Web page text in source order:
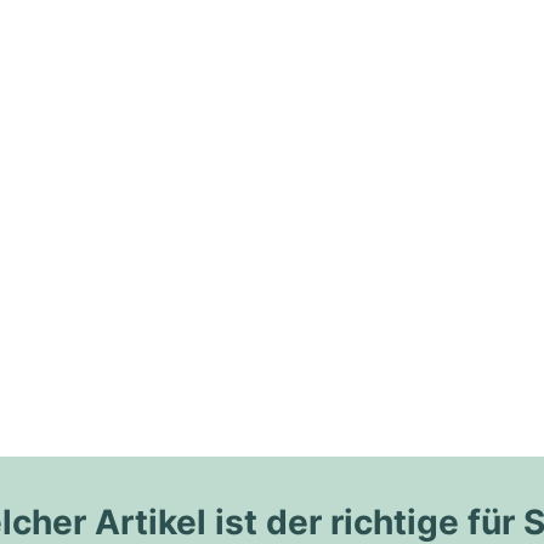
Artikel ist der richtige für